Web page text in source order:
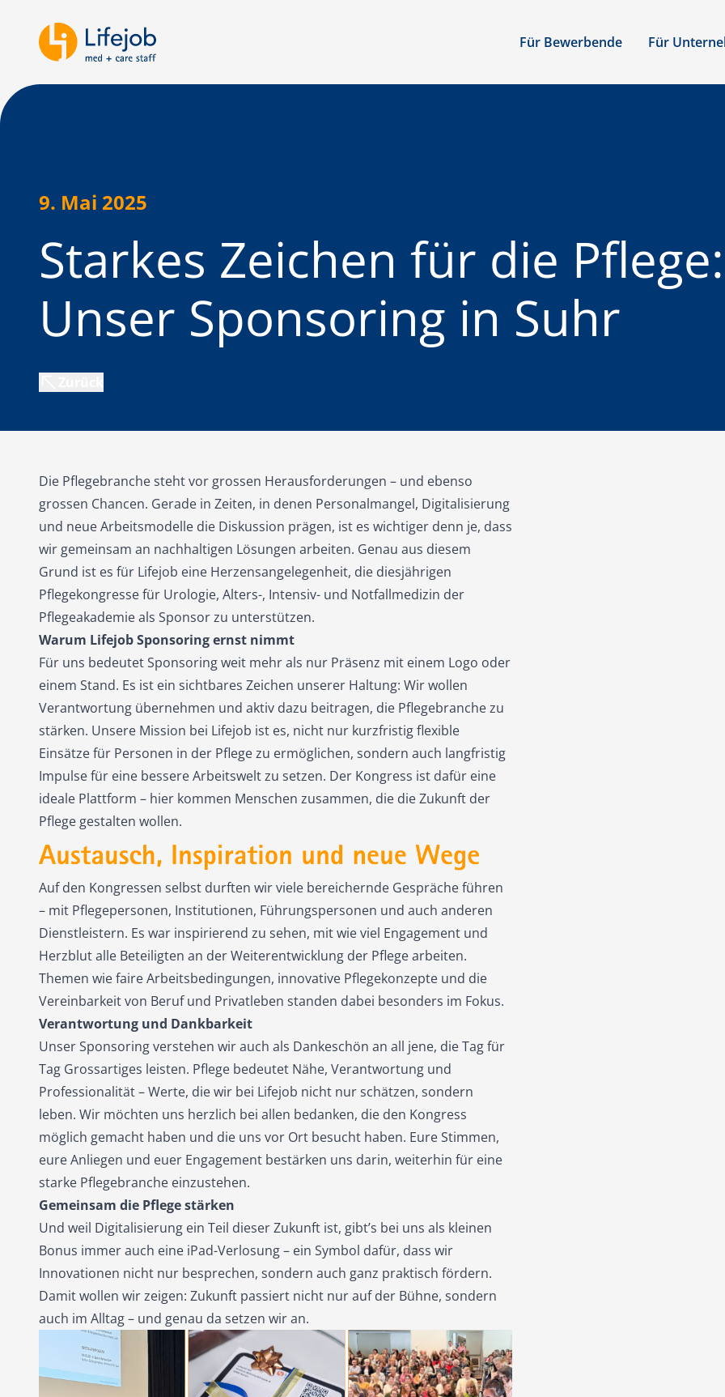
Für Bewerbende Für
9. Mai 2025
Starkes Zeichen für die Pflege:
Unser Sponsoring in Suhr
Die Pflegebranche steht vor grossen Herausforderungen – und ebenso
grossen Chancen. Gerade in Zeiten, in denen Personalmangel, Digitalisierung
und neue Arbeitsmodelle die Diskussion prägen, ist es wichtiger denn je, dass
wir gemeinsam an nachhaltigen Lösungen arbeiten. Genau aus diesem
Grund ist es für Lifejob eine Herzensangelegenheit, die diesjährigen
Pflegekongresse für Urologie, Alters-, Intensiv- und Notfallmedizin der
Pflegeakademie als Sponsor zu unterstützen.
Warum Lifejob Sponsoring ernst nimmt
Für uns bedeutet Sponsoring weit mehr als nur Präsenz mit einem Logo oder
einem Stand. Es ist ein sichtbares Zeichen unserer Haltung: Wir wollen
Verantwortung übernehmen und aktiv dazu beitragen, die Pflegebranche zu
stärken. Unsere Mission bei Lifejob ist es, nicht nur kurzfristig flexible
Einsätze für Personen in der Pflege zu ermöglichen, sondern auch langfristig
Impulse für eine bessere Arbeitswelt zu setzen. Der Kongress ist dafür eine
ideale Plattform – hier kommen Menschen zusammen, die die Zukunft der
Pflege gestalten wollen.
Auf den Kongressen selbst durften wir viele bereichernde Gespräche führen
– mit Pflegepersonen, Institutionen, Führungspersonen und auch anderen
Dienstleistern. Es war inspirierend zu sehen, mit wie viel Engagement und
Herzblut alle Beteiligten an der Weiterentwicklung der Pflege arbeiten.
Themen wie faire Arbeitsbedingungen, innovative Pflegekonzepte und die
Vereinbarkeit von Beruf und Privatleben standen dabei besonders im Fokus.
Verantwortung und Dankbarkeit
Unser Sponsoring verstehen wir auch als Dankeschön an all jene, die Tag für
Tag Grossartiges leisten. Pflege bedeutet Nähe, Verantwortung und
Professionalität – Werte, die wir bei Lifejob nicht nur schätzen, sondern
leben. Wir möchten uns herzlich bei allen bedanken, die den Kongress
möglich gemacht haben und die uns vor Ort besucht haben. Eure Stimmen,
eure Anliegen und euer Engagement bestärken uns darin, weiterhin für eine
starke Pflegebranche einzustehen.
Gemeinsam die Pflege stärken
Und weil Digitalisierung ein Teil dieser Zukunft ist, gibt’s bei uns als kleinen
Bonus immer auch eine iPad-Verlosung – ein Symbol dafür, dass wir
Innovationen nicht nur besprechen, sondern auch ganz praktisch fördern.
Damit wollen wir zeigen: Zukunft passiert nicht nur auf der Bühne, sondern
auch im Alltag – und genau da setzen wir an.